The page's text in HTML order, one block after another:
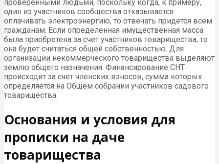
проверенными людьми, поскольку когда, к примеру,
один из участников сообщества отказывается
оплачивать электроэнергию, то отвечать придется всем
гражданам. Если определенная имущественная масса
была приобретена за счет участников товарищества, то
она будет считаться общей собственностью. Для
организации некоммерческого товарищества выделяют
землю общего назначения. Финансирование СНТ
происходит за счет членских взносов, сумма которых
определяется на Общем собрании участников садового
товарищества.
Основания и условия для
прописки на даче
товарищества